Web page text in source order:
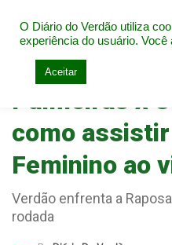
Home Palmeiras Feminino
Palmeiras x
como
Feminino ao
Verdão enfrenta a
rodada
O Diário do Verdão utiliza
experiência do usuário. Você
Aceitar